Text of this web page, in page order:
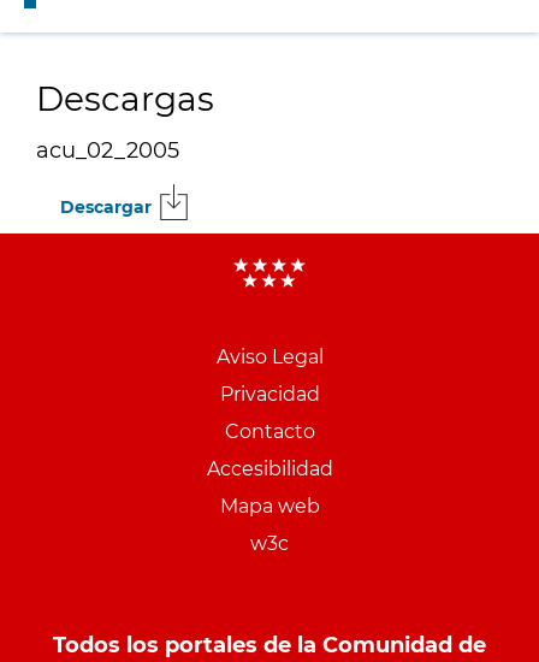
Descargas
acu_02_2005
Descargar
Aviso Legal
Privacidad
Contacto
Accesibilidad
Mapa web
w3c
Todos los portales de la Comunidad de